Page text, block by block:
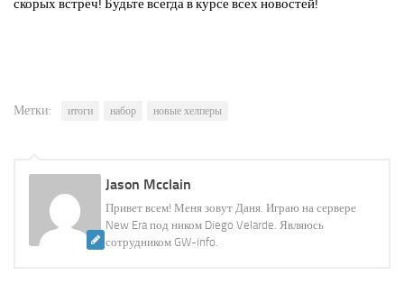
скорых встреч! Будьте всегда в курсе всех новостей!
Метки: итоги набор новые хелперы
Jason Mcclain
Привет всем! Меня зовут Даня. Играю на сервере
New Era под ником Diego Velarde. Являюсь
сотрудником GW-info.